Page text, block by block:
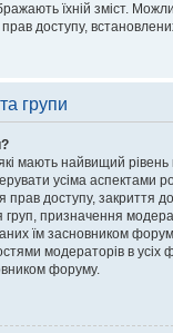
їхній зміст.
доступу,
групи
мають найвищий
усіма аспектами
доступу, закриття
призначення
їм засновником
модераторів в усіх
форуму.